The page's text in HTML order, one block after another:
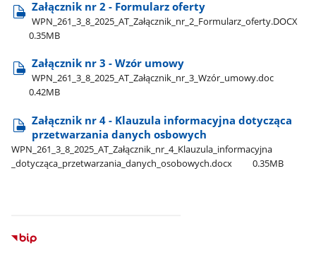
Załącznik nr 2 - Formularz oferty
WPN​_261​_3​_8​_2025​_AT​_Załącznik​_nr​_2​_Formularz​_oferty.DOCX
0.35MB
Załącznik nr 3 - Wzór umowy
WPN​_261​_3​_8​_2025​_AT​_Załącznik​_nr​_3​_Wzór​_umowy.doc
0.42MB
Załącznik nr 4 - Klauzula informacyjna dotycząca
przetwarzania danych osbowych
WPN​_261​_3​_8​_2025​_AT​_Załącznik​_nr​_4​_Klauzula​_informacyjna​
_dotycząca​_przetwarzania​_danych​_osobowych.docx
0.35MB